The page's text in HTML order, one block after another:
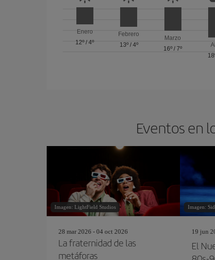
Enero
12º/4º
Febrero
13º/ 4º
Marzo
16º /7º
Eventos en
Imagen: LightField Studios
28 mar 2026 - 04 oct 2026
La fraternidad de las
metáforas
Imagen:
19 jun
El